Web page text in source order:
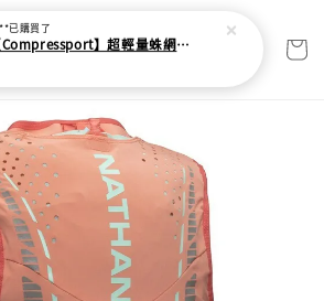
已購買了
瑞士【Compressport】超輕量蛛網頭帶